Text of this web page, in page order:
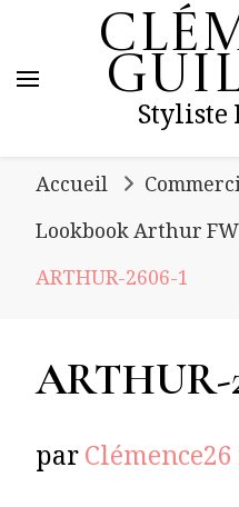
Styliste
Accueil
Lookbook Arthur
ARTHUR-2606-1
ARTHUR-
parClémence